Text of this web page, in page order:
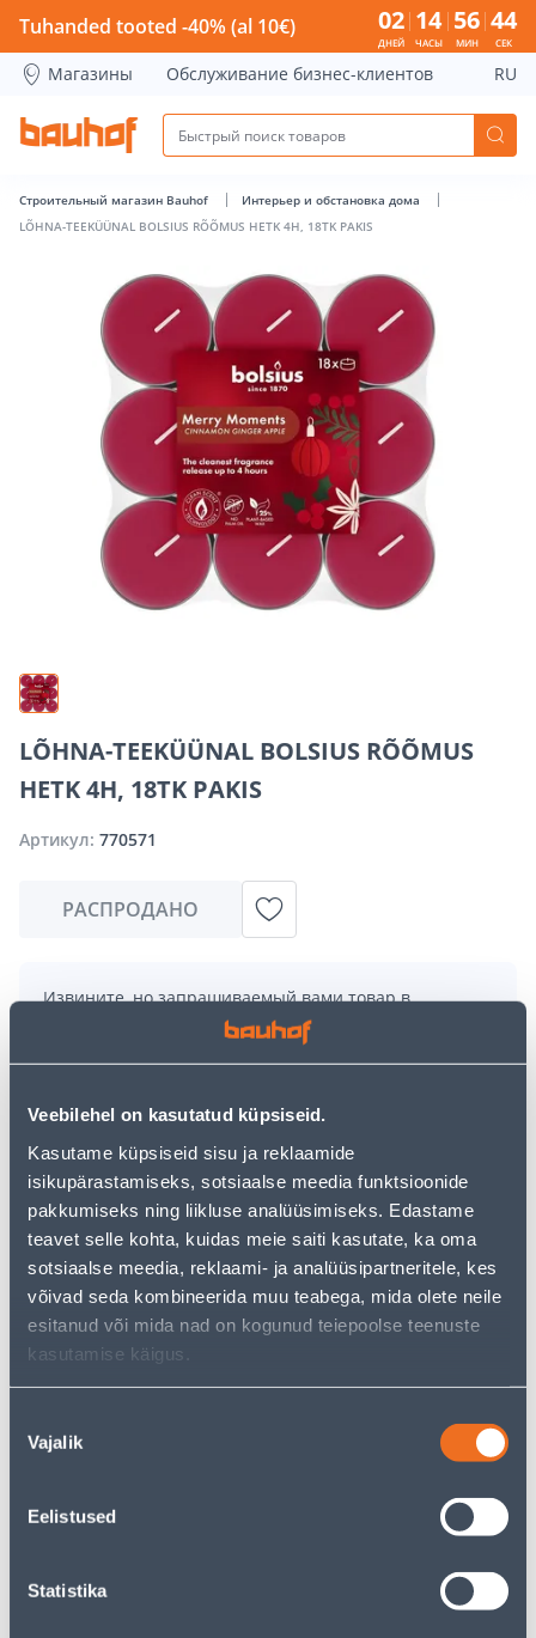
Veebilehel on kasutatud küpsiseid.
Kasutame küpsiseid sisu ja reklaamide
isikupärastamiseks, sotsiaalse meedia funktsioonide
pakkumiseks ning liikluse analüüsimiseks. Edastame
teavet selle kohta, kuidas meie saiti kasutate, ka oma
sotsiaalse meedia, reklaami- ja analüüsipartneritele, kes
võivad seda kombineerida muu teabega, mida olete neile
esitanud või mida nad on kogunud teiepoolse teenuste
kasutamise käigus.
valik
Vajalik
Eelistused
Statistika
LÕHNA-TEEKÜÜNAL BOLSIUS RÕÕMUS HETK 4H, 18TK
Tuhanded tooted -40% (al 10€) 02
ДНЕЙ
14
ЧАСЫ
56
МИН
44
СЕК
Магазины Обслуживание бизнес-клиентов RU
Строительный магазин Bauhof
Интерьер и обстановка дома
LÕHNA-TEEKÜÜNAL BOLSIUS RÕÕMUS HETK 4H, 18TK PAKIS
LÕHNA-TEEKÜÜNAL BOLSIUS RÕÕMUS
HETK 4H, 18TK PAKIS
Артикул: 770571
РАСПРОДАНО
Извините, но запрашиваемый вами товар в
настоящее время временно отсутствует из-за
большого спроса. Однако мы предлагаем отличные
альтернативы из той жекатегории товаров, которые
Но ваш шопинг не должен заканчиваться здесь - вы
главную страницу или используя нашу мощную
функцию поиска, чтобы найти еще более приятные
варианты. Удачных покупок!
• Lõhna-teeküünlad.
• Põlemisaeg umbes 4 h.
• Pakis on 18 tk.